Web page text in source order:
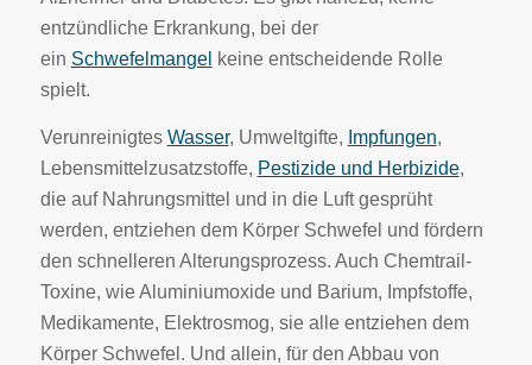
entzündliche Erkrankung, bei der
ein Schwefelmangel keine entscheidende Rolle
spielt.
Verunreinigtes Wasser, Umweltgifte, Impfungen,
Lebensmittelzusatzstoffe, Pestizide und Herbizide,
die auf Nahrungsmittel und in die Luft gesprüht
werden, entziehen dem Körper Schwefel und fördern
den schnelleren Alterungsprozess. Auch Chemtrail-
Toxine, wie Aluminiumoxide und Barium, Impfstoffe,
Medikamente, Elektrosmog, sie alle entziehen dem
Körper Schwefel. Und allein, für den Abbau von